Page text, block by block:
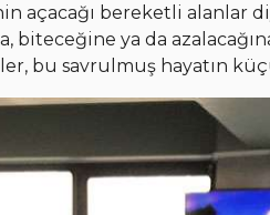
açacağı bereketli alanlar
biteceğine ya da
bu savrulmuş hayatın